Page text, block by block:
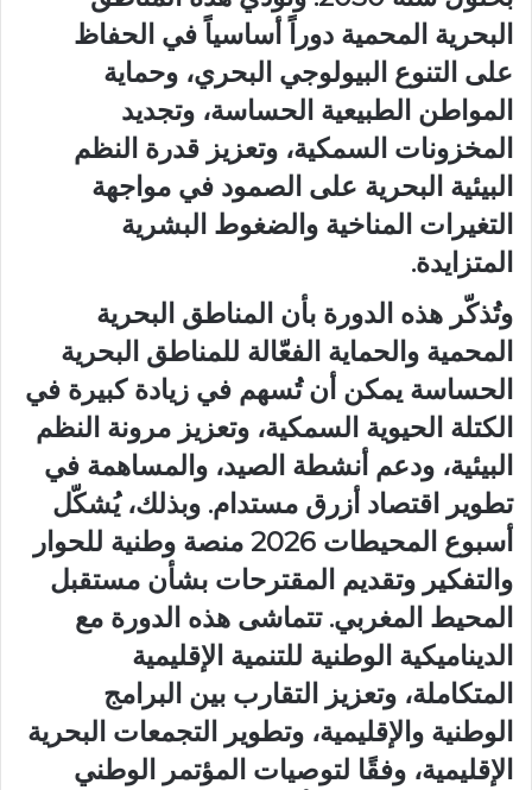
البحرية المحمية دوراً أساسياً في الحفاظ
على التنوع البيولوجي البحري، وحماية
المواطن الطبيعية الحساسة، وتجديد
المخزونات السمكية، وتعزيز قدرة النظم
البيئية البحرية على الصمود في مواجهة
التغيرات المناخية والضغوط البشرية
المتزايدة.
وتُذكّر هذه الدورة بأن المناطق البحرية
المحمية والحماية الفعّالة للمناطق البحرية
الحساسة يمكن أن تُسهم في زيادة كبيرة في
الكتلة الحيوية السمكية، وتعزيز مرونة النظم
البيئية، ودعم أنشطة الصيد، والمساهمة في
تطوير اقتصاد أزرق مستدام. وبذلك، يُشكّل
أسبوع المحيطات 2026 منصة وطنية للحوار
والتفكير وتقديم المقترحات بشأن مستقبل
المحيط المغربي. تتماشى هذه الدورة مع
الديناميكية الوطنية للتنمية الإقليمية
المتكاملة، وتعزيز التقارب بين البرامج
الوطنية والإقليمية، وتطوير التجمعات البحرية
الإقليمية، وفقًا لتوصيات المؤتمر الوطني